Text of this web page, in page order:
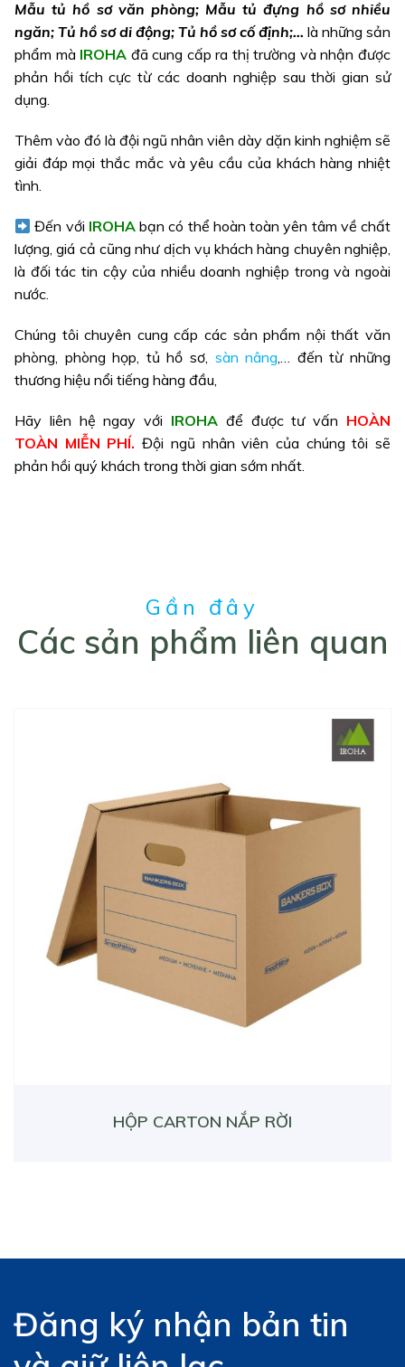
Mẫu tủ hồ sơ văn phòng; Mẫu tủ đựng hồ sơ nhiều
ngăn; Tủ hồ sơ di động; Tủ hồ sơ cố định;… là những sản
phẩm mà IROHA đã cung cấp ra thị trường và nhận được
phản hồi tích cực từ các doanh nghiệp sau thời gian sử
dụng.
Thêm vào đó là đội ngũ nhân viên dày dặn kinh nghiệm sẽ
giải đáp mọi thắc mắc và yêu cầu của khách hàng nhiệt
tình.
Đến với IROHAbạn có thể hoàn toàn yên tâm về chất
lượng, giá cả cũng như dịch vụ khách hàng chuyên nghiệp,
là đối tác tin cậy của nhiều doanh nghiệp trong và ngoài
nước.
Chúng tôi chuyên cung cấp các sản phẩm nội thất văn
phòng, phòng họp, tủ hồ sơ, sàn nâng,… đến từ những
thương hiệu nổi tiếng hàng đầu,
Hãy liên hệ ngay với IROHA để được tư vấn HOÀN
TOÀN MIỄN PHÍ. Đội ngũ nhân viên của chúng tôi sẽ
phản hồi quý khách trong thời gian sớm nhất.
Gần đây
Các sản phẩm liên quan
HỘP CARTON NẮP RỜI
Đăng ký nhận bản tin